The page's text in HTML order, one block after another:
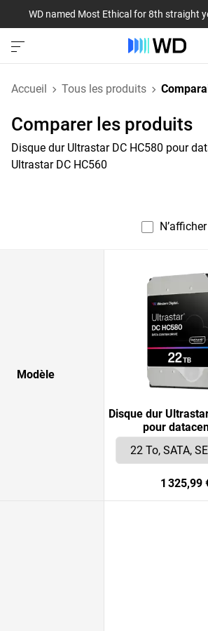
WD named Most Ethical for 8th straight
Accueil Tous les produits
Comparer les produits
Disque dur Ultrastar DC HC580 pour
Ultrastar DC HC560
Modèle
Disque dur
pour
1 325,99